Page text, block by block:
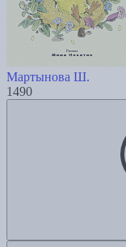
Мартынова Ш.
1490